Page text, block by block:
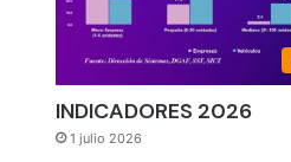
INDICADORES 2026
1 julio 2026